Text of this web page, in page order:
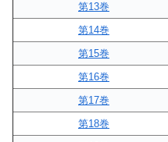
第13巻
第14巻
第15巻
第16巻
第17巻
第18巻